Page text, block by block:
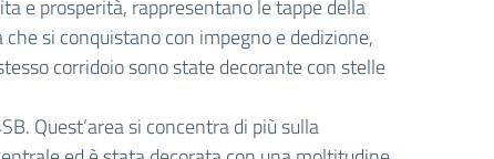
e prosperità, rappresentano le tappe della
si conquistano con impegno e dedizione,
corridoio sono state decorante con stelle
Quest’area si concentra di più sulla